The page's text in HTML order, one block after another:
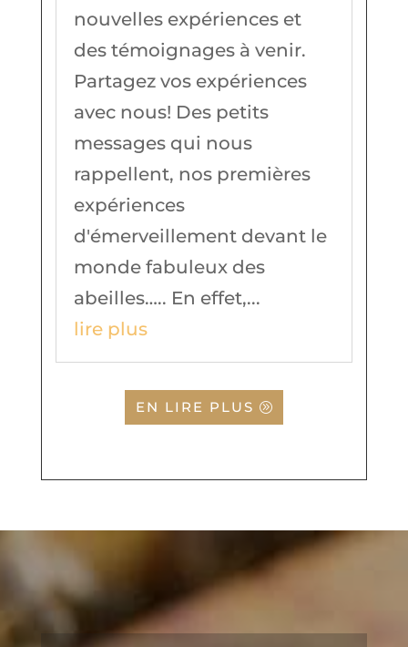
nouvelles expériences et
des témoignages à venir.
Partagez vos expériences
avec nous! Des petits
messages qui nous
rappellent, nos premières
expériences
d'émerveillement devant le
monde fabuleux des
abeilles….. En effet,...
lire plus
EN LIRE PLUS